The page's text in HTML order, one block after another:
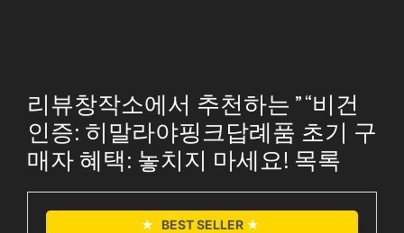
리뷰창작소에서 추천하는 ” “비건
인증: 히말라야핑크답례품 초기 구
매자 혜택: 놓치지 마세요! 목록
★ BEST SELLER ★